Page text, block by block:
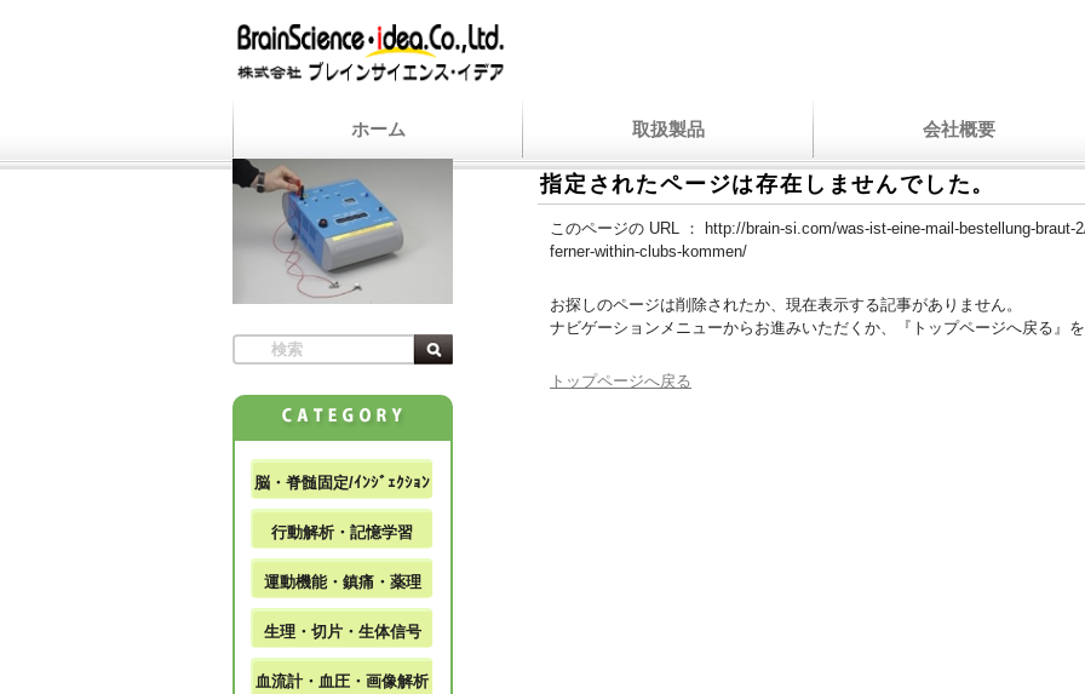
ホーム 取扱製品 会社概要
指定されたページは存在しませんでした。
このページの URL ：
http://brain-si.com/was-ist-eine-mail-bestellung-braut-
ferner-within-clubs-kommen/
お探しのページは削除されたか、現在表示する記事がありません。
ナビゲーションメニューからお進みいただくか、『トップページへ戻る』を
トップページへ戻る
脳・脊髄固定/ｲﾝｼﾞｪｸｼｮﾝ
行動解析・記憶学習
運動機能・鎮痛・薬理
生理・切片・生体信号
血流計・血圧・画像解析